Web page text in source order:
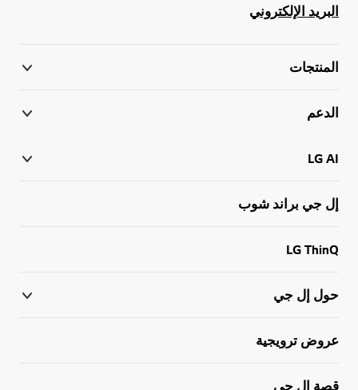
البريد الإلكتروني
المنتجات
الدعم
LG AI
إل جي براند شوب
LG ThinQ
حول إل جي
عروض ترويجية
قصة إل جي